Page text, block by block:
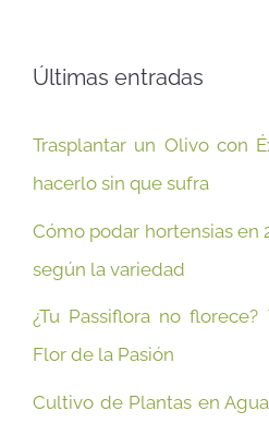
Últimas entradas
Trasplantar un Olivo con
hacerlo sin que sufra
Cómo podar hortensias en
según la variedad
¿Tu Passiflora no
Flor de la Pasión
Cultivo de Plantas en